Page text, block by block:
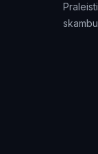
Praleisti